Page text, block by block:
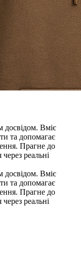
досвідом. Вміє
та допомагає
Прагне до
реальні
досвідом. Вміє
та допомагає
Прагне до
реальні